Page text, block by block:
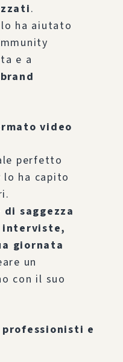
.
ha aiutato
e a
video
perfetto
lo ha capito
saggezza
giornata
un
con il suo
e